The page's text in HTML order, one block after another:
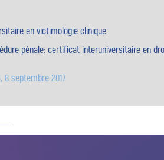
en victimologie clinique
pénale: certificat interuniversitaire en
8 septembre 2017